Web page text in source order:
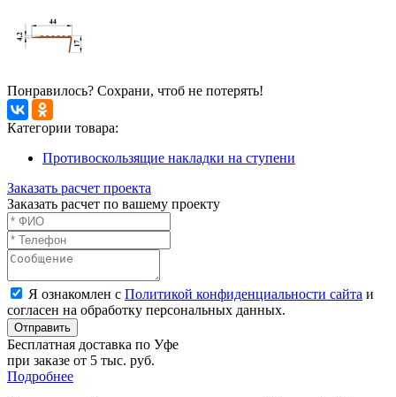
Понравилось? Сохрани, чтоб не потерять!
Категории товара:
Противоскользящие накладки на ступени
Заказать расчет проекта
Заказать расчет по вашему проекту
Я ознакомлен с Политикой конфиденциальности сайта и
согласен на обработку персональных данных.
Отправить
Бесплатная доставка по Уфе
при заказе от 5 тыс. руб.
Подробнее